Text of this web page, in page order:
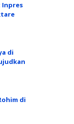
Inpres
di
di